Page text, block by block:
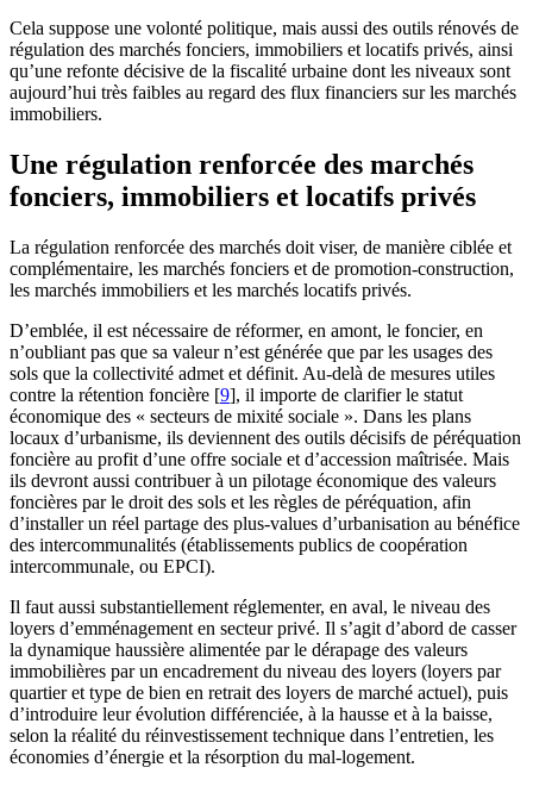
Cela suppose une volonté politique, mais aussi des outils rénovés de
régulation des marchés fonciers, immobiliers et locatifs privés, ainsi
qu’une refonte décisive de la fiscalité urbaine dont les niveaux sont
aujourd’hui très faibles au regard des flux financiers sur les marchés
immobiliers.
Une régulation renforcée des marchés
fonciers, immobiliers et locatifs privés
La régulation renforcée des marchés doit viser, de manière ciblée et
complémentaire, les marchés fonciers et de promotion-construction,
les marchés immobiliers et les marchés locatifs privés.
D’emblée, il est nécessaire de réformer, en amont, le foncier, en
n’oubliant pas que sa valeur n’est générée que par les usages des
sols que la collectivité admet et définit. Au-delà de mesures utiles
contre la rétention foncière [9], il importe de clarifier le statut
économique des « secteurs de mixité sociale ». Dans les plans
locaux d’urbanisme, ils deviennent des outils décisifs de péréquation
foncière au profit d’une offre sociale et d’accession maîtrisée. Mais
ils devront aussi contribuer à un pilotage économique des valeurs
foncières par le droit des sols et les règles de péréquation, afin
d’installer un réel partage des plus-values d’urbanisation au bénéfice
des intercommunalités (établissements publics de coopération
intercommunale, ou EPCI).
Il faut aussi substantiellement réglementer, en aval, le niveau des
loyers d’emménagement en secteur privé. Il s’agit d’abord de casser
la dynamique haussière alimentée par le dérapage des valeurs
immobilières par un encadrement du niveau des loyers (loyers par
quartier et type de bien en retrait des loyers de marché actuel), puis
d’introduire leur évolution différenciée, à la hausse et à la baisse,
selon la réalité du réinvestissement technique dans l’entretien, les
économies d’énergie et la résorption du mal-logement.